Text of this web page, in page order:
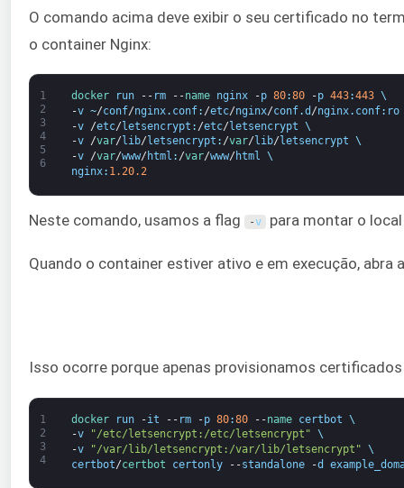
O comando acima deve exibir o seu certificado no
o container Nginx:
1
2
3
4
5
6
docker run -- rm --name nginx -p 80:80 -p 443:443 \
-v ~/conf/nginx. conf: /etc/nginx/conf.d /nginx. conf: ro
-v /etc/letsencrypt : /etc/letsencrypt \
-v /var/ lib/ letsencrypt : /var/ lib/ letsencrypt \
-v /var/www/ html : /var/www/ html \
nginx: 1.20.2
Neste comando, usamos a flag -v para montar o local
Quando o container estiver ativo e em execução, abra
Isso ocorre porque apenas provisionamos
1
2
3
4
docker run -it -- rm -p 80:80 --name certbot \
-v "/etc/letsencrypt:/etc/letsencrypt" \
-v "/var/lib/letsencrypt:/var/lib/letsencrypt" \
certbot/certbot certonly --standalone -d